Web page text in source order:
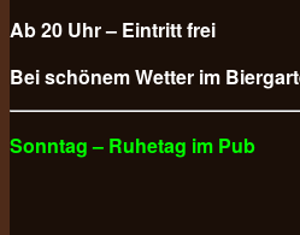
Ab 20 Uhr – Eintritt frei
Bei schönem Wetter im
Sonntag – Ruhetag im Pub